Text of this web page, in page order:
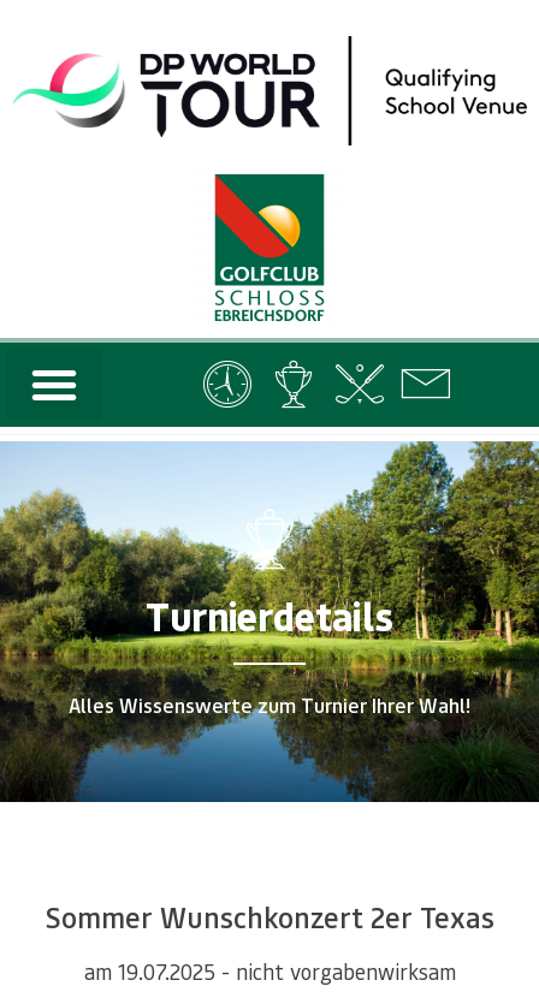
Turnierdetails
Alles Wissenswerte zum Turnier Ihrer Wahl!
Sommer Wunschkonzert 2er Texas
am 19.07.2025 - nicht vorgabenwirksam